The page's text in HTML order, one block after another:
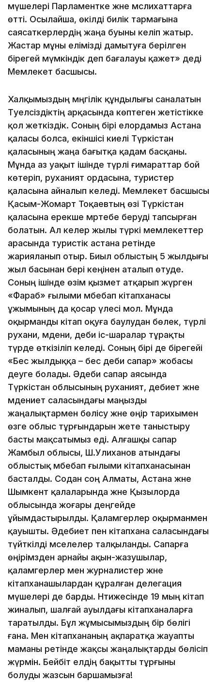
мүшелері Парламентке және мәслихаттарға
өтті. Осылайша, өкілді билік тармағына
саясаткерлердің жаңа буыны келіп жатыр.
Жастар мұны елімізді дамытуға берілген
бірегей мүмкіндік деп бағалауы қажет» деді
Мемлекет басшысы.
Халқымыздың мәңгілік құндылығы саналатын
Тәуелсіздіктің арқасында көптеген жетістікке
қол жеткіздік. Соның бірі елордамыз Астана
қаласы болса, екіншісі киелі Түркістан
қаласының жаңа бағытқа қадам басқаны.
Мұнда аз уақыт ішінде түрлі ғимараттар бой
көтеріп, руханият ордасына, туристер
қаласына айналып келеді. Мемлекет басшысы
Қасым-Жомарт Тоқаевтың өзі Түркістан
қаласына ерекше мәртебе беруді тапсырған
болатын. Ал келер жылы түркі мемлекеттер
арасында туристік астана ретінде
жарияланып отыр. Биыл облыстың 5 жылдығы
жыл басынан бері кеңінен аталып өтуде.
Соның ішінде өзім қызмет атқарып жүрген
«Фараб» ғылыми әмбебап кітапханасы
ұжымының да қосар үлесі мол. Мұнда
оқырманды кітап оқуға баулудан бөлек, түрлі
рухани, мәдени, әдеби іс-шаралар тұрақты
түрде өткізіліп келеді. Соның бірі де бірегейі
«Бес жылдыққа – бес әдеби сапар» жобасы
деуге болады. Әдеби сапар аясында
Түркістан облысының руханият, әдебиет және
мәдениет саласындағы маңызды
жаңалықтармен бөлісу және өңір тарихымен
өзге облыс тұрғындарын жете таныстыру
басты мақсатымыз еді. Алғашқы сапар
Жамбыл облысы, Ш.Уәлиханов атындағы
облыстық әмбебап ғылыми кітапханасынан
басталды. Содан соң Алматы, Астана және
Шымкент қалаларында және Қызылорда
облысында жоғары деңгейде
ұйымдастырылды. Қаламгерлер оқырманмен
қауышты. Әдебиет пен кітапхана саласындағы
түйткілді мәселелер талқыланды. Сапарға
өңірімзден арнайы ақын-жазушылар,
қаламгерлер мен журналистер және
кітапханашылардан құралған делегация
мүшелері де барды. Нәтижесінде 19 мың кітап
жиналып, шалғай ауылдағы кітапханаларға
таратылды. Бұл жұмысымыздың бір бөлігі
ғана. Мен кітапхананың ақпаратқа жауапты
маманы ретінде жақсы жаңалықтарды бөлісіп
жүрмін. Бейбіт елдің бақытты тұрғыны
болуды жазсын баршамызға!